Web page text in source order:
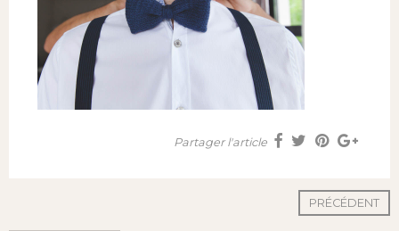
Partager l'article
PRÉCÉDENT